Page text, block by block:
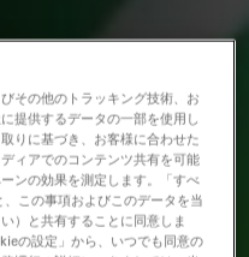
その他のトラッキング技術、お
提供するデータの一部を使用し
りに基づき、お客様に合わせた
ィアでのコンテンツ共有を可能
ンの効果を測定します。「すべ
この事項およびこのデータを当
）と共有することに同意しま
の設定」から、いつでも同意の